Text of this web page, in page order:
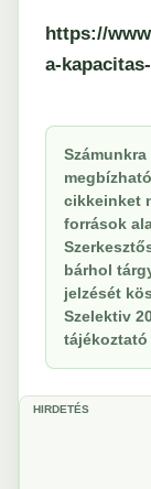
https://
a-
cikkeinket
források
bárhol
jelzését
Szelektiv
tájékoztató
HIRDETÉS